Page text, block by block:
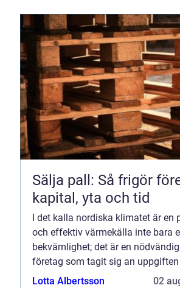
Sälja pall: Så frigör
kapital, yta och tid
I det kalla nordiska klimatet är en
och effektiv värmekälla inte bara
bekvämlighet; det är en
företag som tagit sig an
leverera just detta är Värmebar...
Lotta Albertsson 02